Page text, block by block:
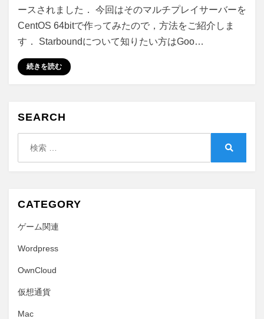
ー
バ
CentOS
築
す
る
ースされました． 今回はそのマルチプレイサーバーを
CentOS 64bitで作ってみたので，方法をご紹介しま
す． Starboundについて知りたい方はGoo…
続きを読む
SEARCH
CATEGORY
ゲーム関連
Wordpress
OwnCloud
仮想通貨
Mac